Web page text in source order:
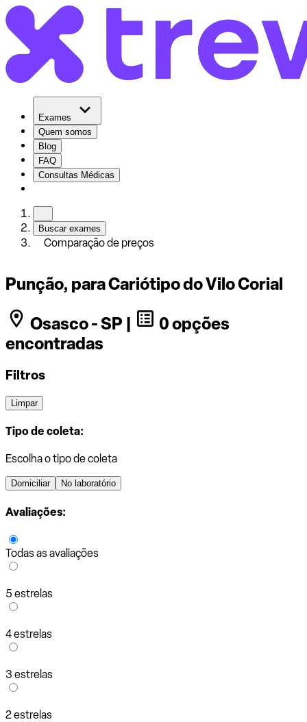
Exames
Quem somos
Blog
FAQ
Consultas Médicas
Buscar exames
Comparação de preços
Punção, para Cariótipo do Vilo Corial
Osasco - SP |
0 opções
encontradas
Filtros
Limpar
Tipo de coleta:
Escolha o tipo de coleta
Domiciliar No laboratório
Avaliações:
Todas as avaliações
5 estrelas
4 estrelas
3 estrelas
2 estrelas